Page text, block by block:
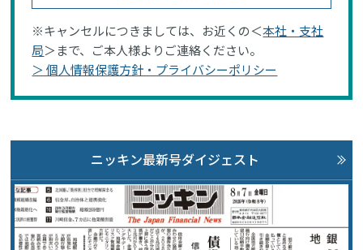
※キャンセルにつきましては、お近くの＜本社・支社
局＞まで、ご本人様よりご連絡ください。
＞ 個人情報保護方針・プライバシーポリシー
ニッキン最新号ダイジェスト